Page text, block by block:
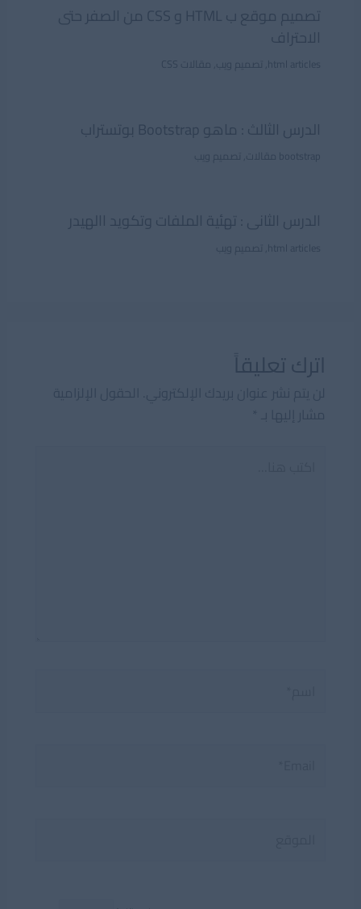
تصميم موقع ب HTML و CSS من الصفر حتى
الاحتراف
html articles تصميم ويب مقالات CSS
الدرس الثالث : ماهو Bootstrap بوتستراب
bootstrap مقالات تصميم ويب
الدرس الثانى : تهئية الملفات وتكويد االهيدر
html articles تصميم ويب
اترك تعليقاً